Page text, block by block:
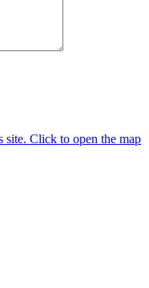
site. Click to open the map